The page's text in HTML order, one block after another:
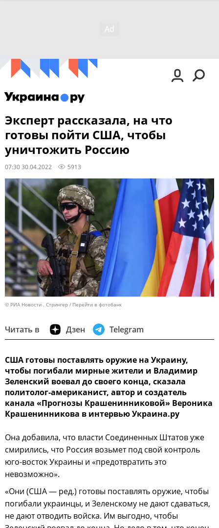
Эксперт рассказала, на что
готовы пойти США, чтобы
уничтожить Россию
07:30 30.04.2022 5913
© РИА Новости . Стрингер Перейти в фотобанк
Читать в Дзен Telegram
США готовы поставлять оружие на Украину,
чтобы погибали мирные жители и Владимир
Зеленский воевал до своего конца, сказала
политолог-американист, автор и создатель
канала «Прогнозы Крашенинниковой» Вероника
Крашенинникова в интервью Украина.ру
Она добавила, что власти Соединенных Штатов уже
смирились, что Россия возьмет под свой контроль
юго-восток Украины и «предотвратить это
невозможно».
«Они (США — ред.) готовы поставлять оружие, чтобы
погибали украинцы, и Зеленскому не дают сдаваться,
не дают отводить войска. Им выгодно, чтобы